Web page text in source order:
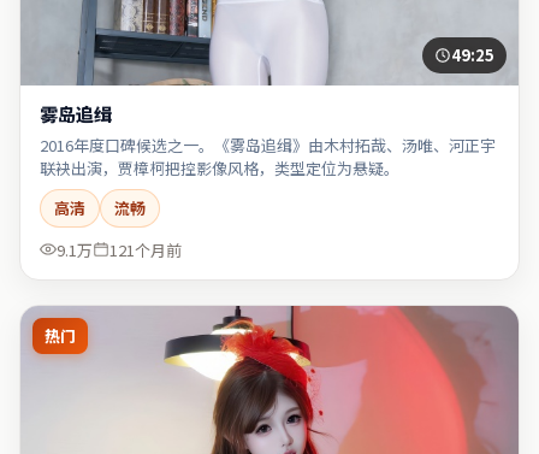
49:25
雾岛追缉
2016年度口碑候选之一。《雾岛追缉》由木村拓哉、汤唯、河正宇
联袂出演，贾樟柯把控影像风格，类型定位为悬疑。
高清
流畅
9.1万
121个月前
热门